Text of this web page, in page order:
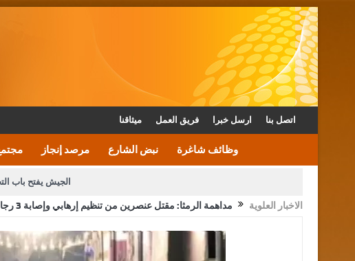
ميثاقنا فريق العمل ارسل خبرا اتصل بنا
مرصد إنجاز نبض الشارع وظائف شاغرة
الجيش يفتح باب
الأمن يتلف 16 مليون حبة كبتاجون و1480 كغم مواد مخدرة
القاضي يلتقي رؤساء تحرير الصحف اليومية
الاخبار العلوية مداهمة الرمثا: مقتل عنصرين من تنظيم إرهابي وإصابة 3 رجال أمن